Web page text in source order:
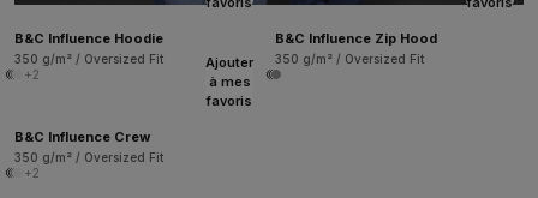
B&C Influence Hoodie
350 g/m² / Oversized Fit
+2
B&C Influence Zip Hood
350 g/m² / Oversized Fit
Ajouter
à mes
favoris
B&C Influence Crew
350 g/m² / Oversized Fit
+2